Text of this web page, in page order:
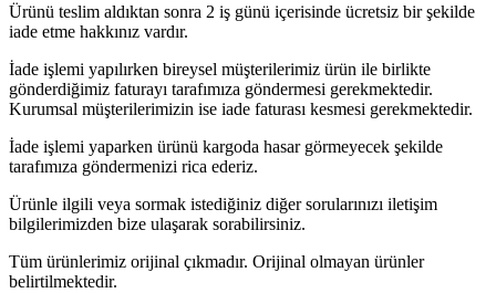
Ürünü teslim aldıktan sonra 2 iş günü içerisinde ücretsiz bir şekilde
iade etme hakkınız vardır.
İade işlemi yapılırken bireysel müşterilerimiz ürün ile birlikte
gönderdiğimiz faturayı tarafımıza göndermesi gerekmektedir.
Kurumsal müşterilerimizin ise iade faturası kesmesi gerekmektedir.
İade işlemi yaparken ürünü kargoda hasar görmeyecek şekilde
tarafımıza göndermenizi rica ederiz.
Ürünle ilgili veya sormak istediğiniz diğer sorularınızı iletişim
bilgilerimizden bize ulaşarak sorabilirsiniz.
Tüm ürünlerimiz orijinal çıkmadır. Orijinal olmayan ürünler
belirtilmektedir.